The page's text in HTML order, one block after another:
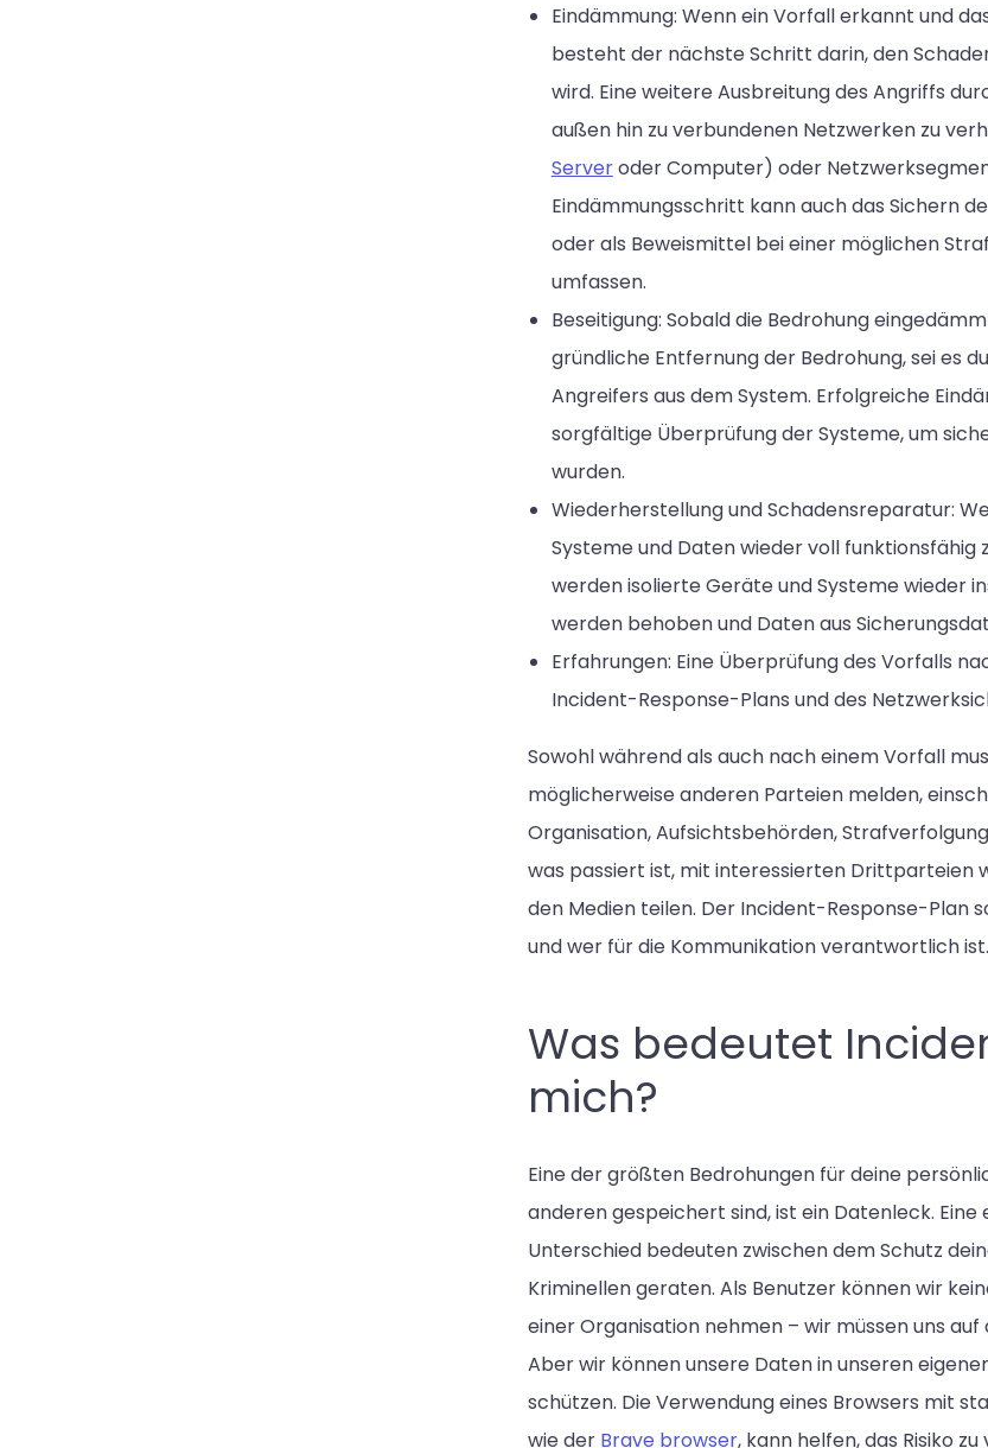
Eindämmung: Wenn ein Vorfall erkannt und
besteht der nächste Schritt darin, den
wird. Eine weitere Ausbreitung des Angriffs
außen hin zu verbundenen Netzwerken zu
Serveroder Computer) oder
Eindämmungsschritt kann auch das Sichern
oder als Beweismittel bei einer möglichen
umfassen.
Beseitigung: Sobald die Bedrohung
gründliche Entfernung der Bedrohung, sei es
Angreifers aus dem System. Erfolgreiche
sorgfältige Überprüfung der Systeme, um
wurden.
Wiederherstellung und Schadensreparatur:
Systeme und Daten wieder voll
werden isolierte Geräte und Systeme wieder
werden behoben und Daten aus
Erfahrungen: Eine Überprüfung des Vorfalls
Incident-Response-Plans und des
Sowohl während als auch nach einem Vorfall
möglicherweise anderen Parteien melden,
Organisation, Aufsichtsbehörden,
was passiert ist, mit interessierten Drittparteien
den Medien teilen. Der Incident-Response-Plan
und wer für die Kommunikation verantwortlich ist.
Was bedeutet
mich?
Eine der größten Bedrohungen für deine
anderen gespeichert sind, ist ein Datenleck.
Unterschied bedeuten zwischen dem Schutz
Kriminellen geraten. Als Benutzer können wir
einer Organisation nehmen – wir müssen uns auf
Aber wir können unsere Daten in unseren
schützen. Die Verwendung eines Browsers mit
wie der Brave browser, kann helfen, das Risiko